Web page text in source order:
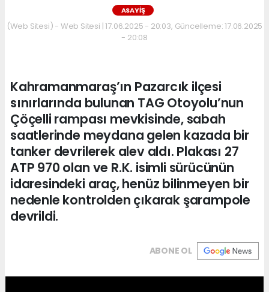
ASAYIŞ
(Web Sitesi) - Web Sitesi | 17.06.2025 - 20:03, Güncelleme: 17.06.2025
- 20:08
Kahramanmaraş’ın Pazarcık ilçesi
sınırlarında bulunan TAG Otoyolu’nun
Çöçelli rampası mevkisinde, sabah
saatlerinde meydana gelen kazada bir
tanker devrilerek alev aldı. Plakası 27
ATP 970 olan ve R.K. isimli sürücünün
idaresindeki araç, henüz bilinmeyen bir
nedenle kontrolden çıkarak şarampole
devrildi.
ABONE OL